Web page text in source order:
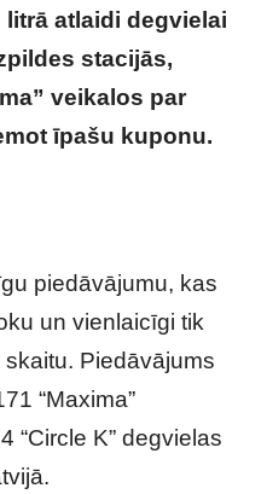
atlaidi degvielai
stacijās,
veikalos par
īpašu kuponu.
piedāvājumu, kas
un vienlaicīgi tik
Piedāvājums
“Maxima”
“Circle K” degvielas